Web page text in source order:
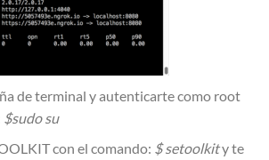
de terminal y autenticarte como root
$sudo su
con el comando: $ setoolkity te